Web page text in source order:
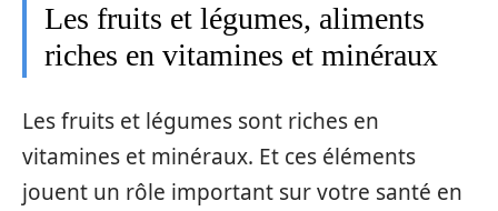
Les fruits et légumes, aliments
riches en vitamines et minéraux
Les fruits et légumes sont riches en
vitamines et minéraux. Et ces éléments
jouent un rôle important sur votre santé en